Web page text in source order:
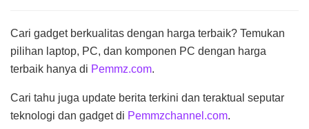
Cari gadget berkualitas dengan harga terbaik? Temukan
pilihan laptop, PC, dan komponen PC dengan harga
terbaik hanya di Pemmz.com.
Cari tahu juga update berita terkini dan teraktual seputar
teknologi dan gadget di Pemmzchannel.com.